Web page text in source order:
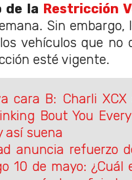
de la Restricción
Sin embargo,
vehículos que no
esté vigente.
cara B: Charli XCX
Bout You
así suena
anuncia refuerzo
10 de mayo: ¿Cuál